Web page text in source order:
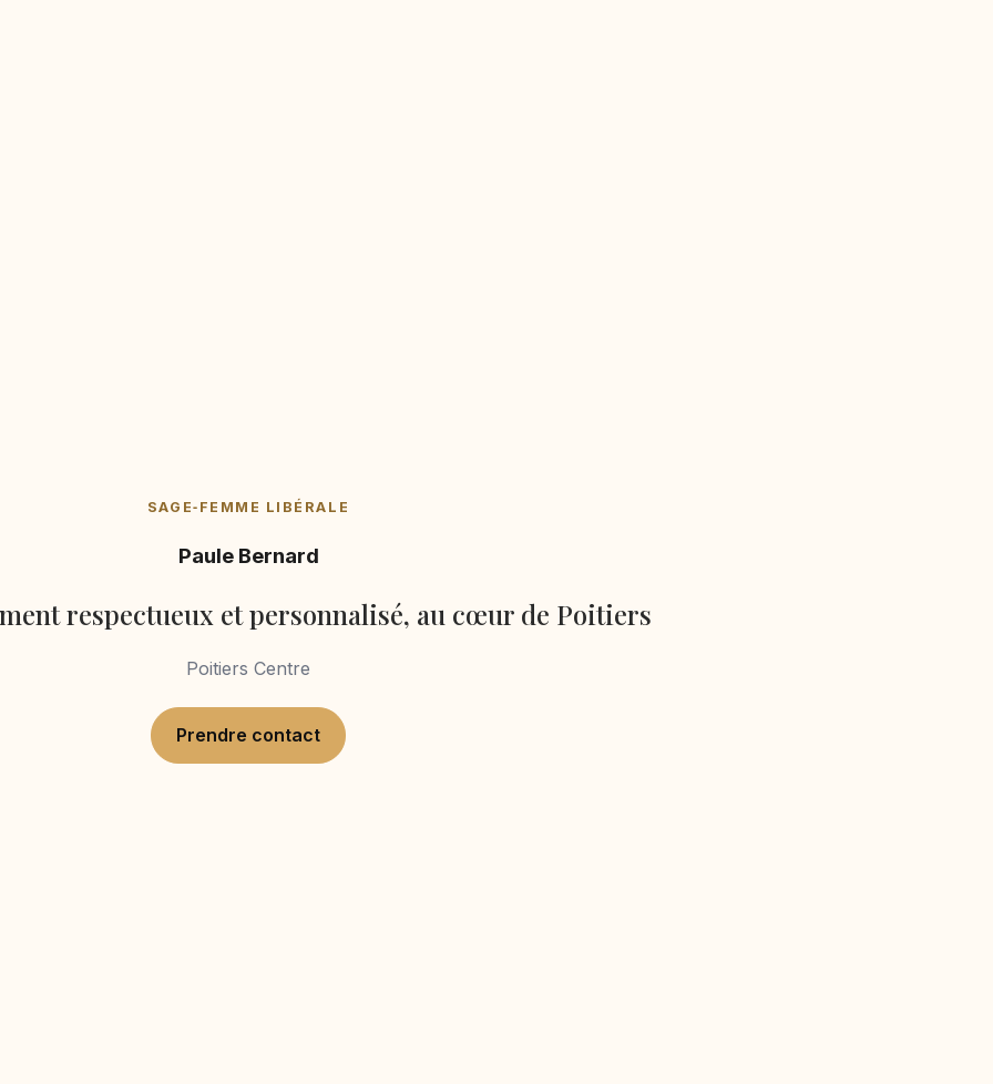
SAGE‑FEMME LIBÉRALE
Paule Bernard
respectueux et personnalisé, au cœur de Poitiers
Poitiers Centre
Prendre contact